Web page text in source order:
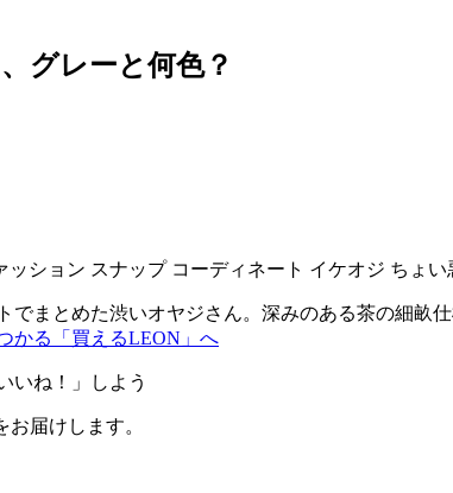
グレーと何色？
でまとめた渋いオヤジさん。深みのある茶の細
かる「買えるLEON」へ
いね！」しよう
届けします。